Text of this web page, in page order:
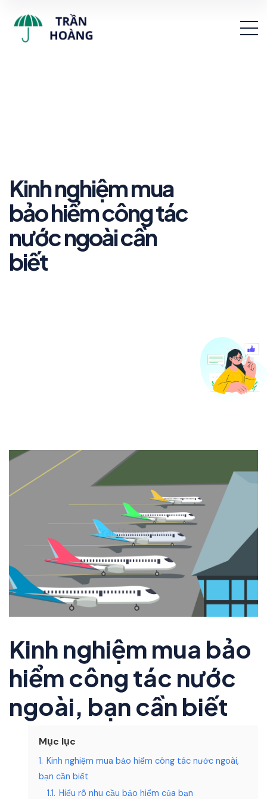
Kinh nghiệm mua
bảo hiểm công tác
nước ngoài cần
biết
Kinh nghiệm mua bảo
hiểm công tác nước
ngoài, bạn cần biết
Mục lục
1. Kinh nghiệm mua bảo hiểm công tác nước ngoài,
bạn cần biết
1.1. Hiểu rõ nhu cầu bảo hiểm của bạn